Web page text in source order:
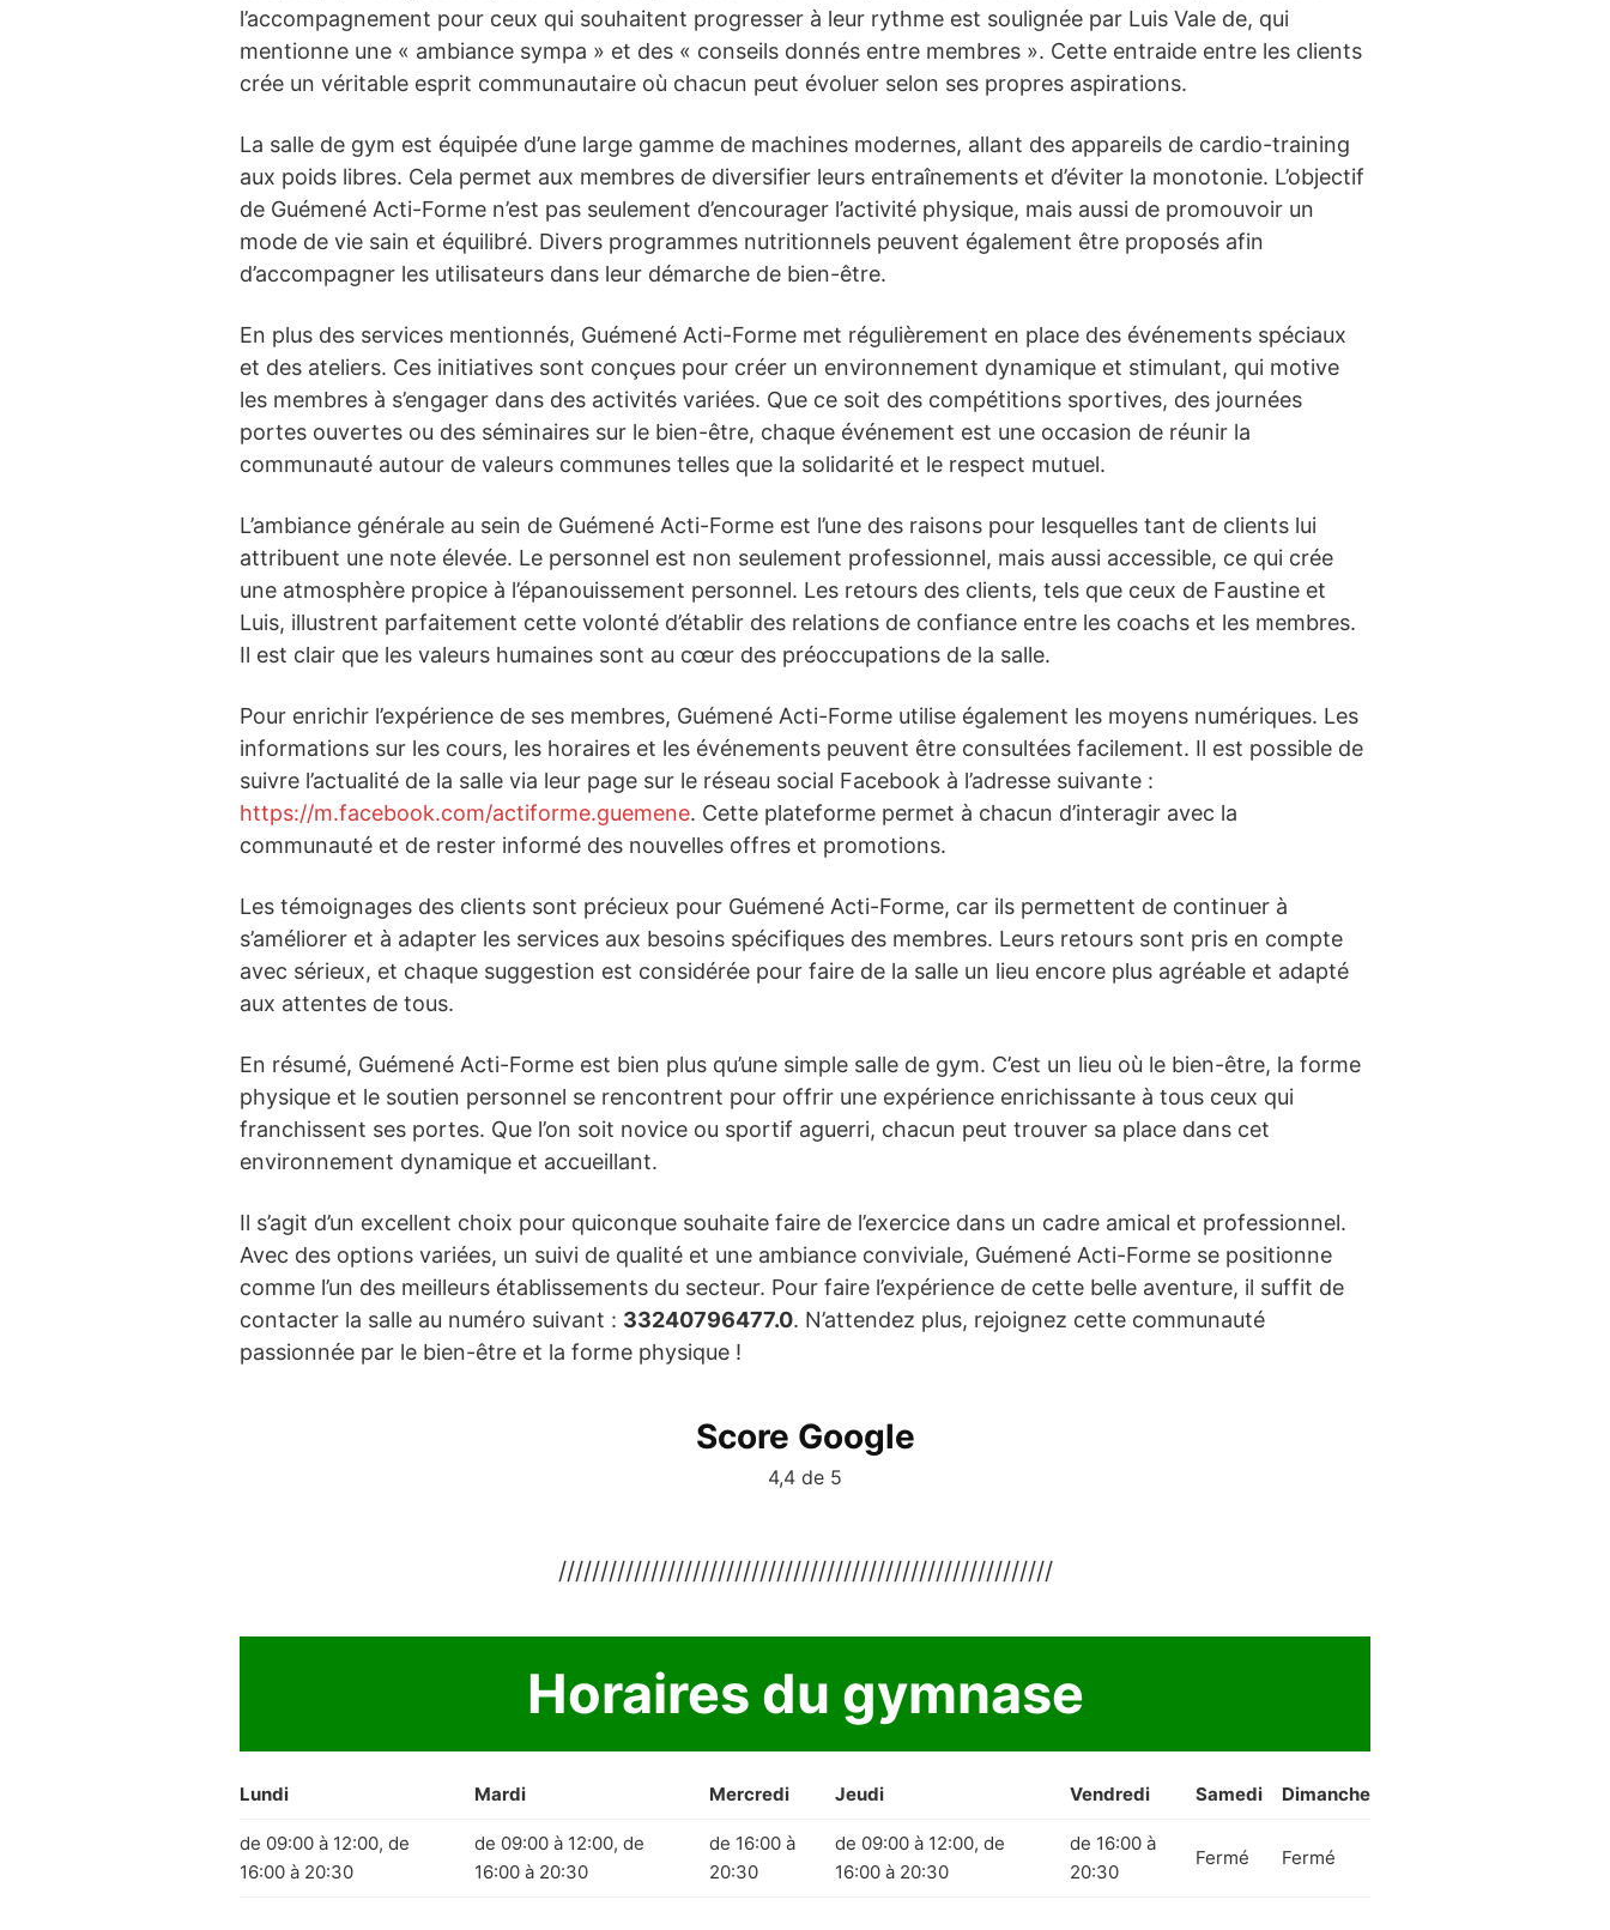
l’accompagnement pour ceux qui souhaitent progresser à leur rythme est soulignée par Luis Vale de, qui
mentionne une « ambiance sympa » et des « conseils donnés entre membres ». Cette entraide entre les clients
crée un véritable esprit communautaire où chacun peut évoluer selon ses propres aspirations.
La salle de gym est équipée d’une large gamme de machines modernes, allant des appareils de cardio-training
aux poids libres. Cela permet aux membres de diversifier leurs entraînements et d’éviter la monotonie. L’objectif
de Guémené Acti-Forme n’est pas seulement d’encourager l’activité physique, mais aussi de promouvoir un
mode de vie sain et équilibré. Divers programmes nutritionnels peuvent également être proposés afin
d’accompagner les utilisateurs dans leur démarche de bien-être.
En plus des services mentionnés, Guémené Acti-Forme met régulièrement en place des événements spéciaux
et des ateliers. Ces initiatives sont conçues pour créer un environnement dynamique et stimulant, qui motive
les membres à s’engager dans des activités variées. Que ce soit des compétitions sportives, des journées
portes ouvertes ou des séminaires sur le bien-être, chaque événement est une occasion de réunir la
communauté autour de valeurs communes telles que la solidarité et le respect mutuel.
L’ambiance générale au sein de Guémené Acti-Forme est l’une des raisons pour lesquelles tant de clients lui
attribuent une note élevée. Le personnel est non seulement professionnel, mais aussi accessible, ce qui crée
une atmosphère propice à l’épanouissement personnel. Les retours des clients, tels que ceux de Faustine et
Luis, illustrent parfaitement cette volonté d’établir des relations de confiance entre les coachs et les membres.
Il est clair que les valeurs humaines sont au cœur des préoccupations de la salle.
Pour enrichir l’expérience de ses membres, Guémené Acti-Forme utilise également les moyens numériques. Les
informations sur les cours, les horaires et les événements peuvent être consultées facilement. Il est possible de
suivre l’actualité de la salle via leur page sur le réseau social Facebook à l’adresse suivante :
https://m.facebook.com/actiforme.guemene. Cette plateforme permet à chacun d’interagir avec la
communauté et de rester informé des nouvelles offres et promotions.
Les témoignages des clients sont précieux pour Guémené Acti-Forme, car ils permettent de continuer à
s’améliorer et à adapter les services aux besoins spécifiques des membres. Leurs retours sont pris en compte
avec sérieux, et chaque suggestion est considérée pour faire de la salle un lieu encore plus agréable et adapté
aux attentes de tous.
En résumé, Guémené Acti-Forme est bien plus qu’une simple salle de gym. C’est un lieu où le bien-être, la forme
physique et le soutien personnel se rencontrent pour offrir une expérience enrichissante à tous ceux qui
franchissent ses portes. Que l’on soit novice ou sportif aguerri, chacun peut trouver sa place dans cet
environnement dynamique et accueillant.
Il s’agit d’un excellent choix pour quiconque souhaite faire de l’exercice dans un cadre amical et professionnel.
Avec des options variées, un suivi de qualité et une ambiance conviviale, Guémené Acti-Forme se positionne
comme l’un des meilleurs établissements du secteur. Pour faire l’expérience de cette belle aventure, il suffit de
contacter la salle au numéro suivant : 33240796477.0. N’attendez plus, rejoignez cette communauté
passionnée par le bien-être et la forme physique !
Score Google
4,4 de 5
///////////////////////////////////////////////////////////
Horaires du gymnase
Lundi Mardi Mercredi Jeudi Vendredi Samedi Dimanche
de 09:00 à 12:00, de
16:00 à 20:30
de 09:00 à 12:00, de
16:00 à 20:30
de 16:00 à
20:30
de 09:00 à 12:00, de
16:00 à 20:30
de 16:00 à
20:30
Fermé Fermé